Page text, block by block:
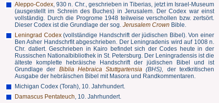
Aleppo-Codex , 930 n. Chr., geschrieben in Tiberias, jetzt im Israel-Museum
(ausgestellt im Schrein des Buches) in Jerusalem. Der Codex war einst
vollständig. Durch die Progrome 1948 teilweise verschollen bzw. zertsört.
Dieser Codex ist die Grundlage der sog. Jerusalem Crown Bible.
Leningrad Codex(vollständige Handschrift der jüdischen Bibel). Von einer
Ben Asher Handschrfit abgeschrieben. Der Leningradenis wird auf 1008 n.
Chr. datiert. Geschrieben in Kairo befindet sich der Codes heute in der
Russischen Nationalbibliothek in St. Petersburg. Der Leningradensis ist die
älteste komplette hebräische Handschrift der jüdischen Bibel und ist
Grundlage der Biblia Hebraica Stuttgartensia (BHS), der textkritischen
Ausgabe der hebräischen Bibel mit Masora und Randkommentaren.
Michigan Codex (Torah), 10. Jahrhundert.
Damascus Pentateuch, 10. Jahrhundert.